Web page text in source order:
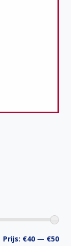
Prijs: €40 — €50